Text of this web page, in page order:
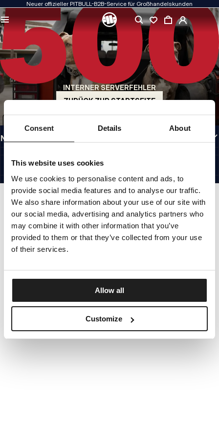
Consent Details About
This website uses cookies
We use cookies to personalise content and ads, to
provide social media features and to analyse our traffic.
We also share information about your use of our site with
our social media, advertising and analytics partners who
may combine it with other information that you’ve
provided to them or that they’ve collected from your use
of their services.
Allow all
Customize
Neuer offizieller PITBULL-B2B-Service für Großhandelskunden
INTERNER SERVERFEHLER
ZURÜCK ZUR STARTSEITE
QUALITÄT HAT FÜR UNS PRIORITÄT
Unsere Kleidung fertigen wir mit Leidenschaft. Bei Haltbarkeit, Langlebigkeit der
Materialien und Liebe zum Detail machen wir keine Kompromisse.
US ORIGIN
Unsere Wurzeln reichen zurück ins San Diego der frühen 1990er Jahre. Unser Stil
ist roh, authentisch und kompromisslos.
MARKE MIT CHARAKTER
Unsere Kollektionen werden von Sportlern, Kämpfern und unbeirrbaren
Individualisten gewählt.
INFORMATIONEN
NÜTZLICHE LINKS
©1997 - 2026 PITBULL SP. Z O.O. ALLE RECHTE VORBEHALTEN.
SITE CREDITS
NACH OBEN GEHEN